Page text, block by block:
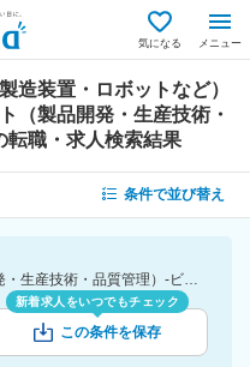
気になる メニュー
造装置・ロボットなど）
（製品開発・生産技術・
転職・求人検索結果
条件で並び替え
[職種]製造業コンサルタント（製品開発・生産技術・品質管理）-ビジネスコンサルタント [業種]産業用装置（工作機械・半導体製造装置・ロボットなど）メーカー-メーカー（機械・電気）業界 [年収]1000万円～
新着求人をいつでもチェック
この条件を保存